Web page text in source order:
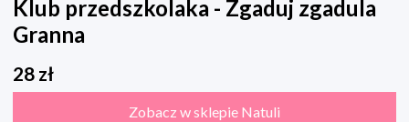
Klub przedszkolaka - Zgaduj zgadula
Granna
28 zł
Zobacz w sklepie Natuli